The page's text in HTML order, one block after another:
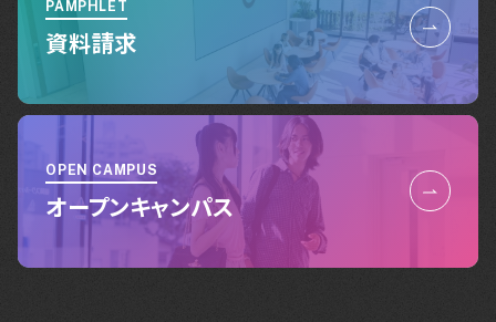
PAMPHLET
資料請求
OPEN CAMPUS
オープンキャンパス